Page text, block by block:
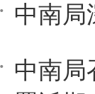
中南局
中南局